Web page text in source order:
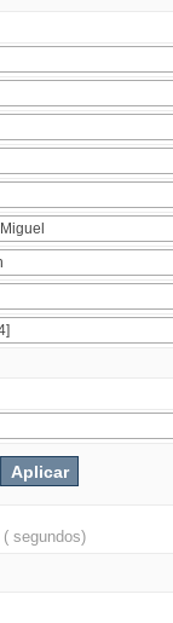
( segundos)